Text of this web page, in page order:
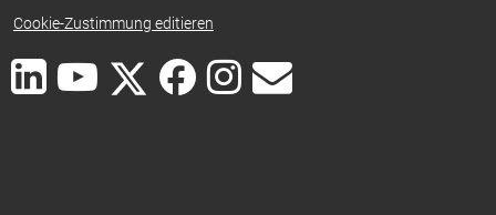
Cookie-Zustimmung editieren